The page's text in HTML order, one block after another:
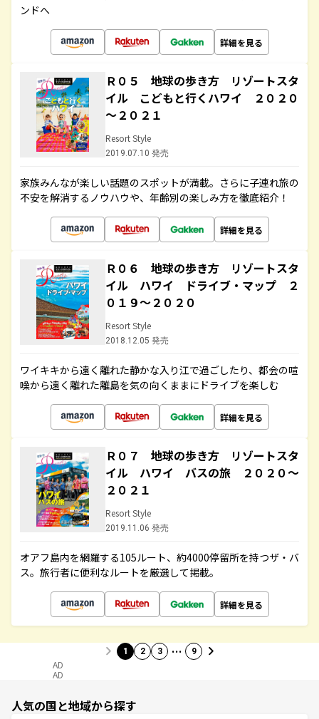
ンドへ
詳細を見る
Ｒ０５ 地球の歩き方 リゾートスタ
イル こどもと行くハワイ ２０２０
～２０２１
Resort Style
2019.07.10 発売
家族みんなが楽しい話題のスポットが満載。さらに子連れ旅の
不安を解消するノウハウや、年齢別の楽しみ方を徹底紹介！
詳細を見る
Ｒ０６ 地球の歩き方 リゾートスタ
イル ハワイ ドライブ・マップ ２
０１９～２０２０
Resort Style
2018.12.05 発売
ワイキキから遠く離れた静かな入り江で過ごしたり、都会の喧
噪から遠く離れた離島を気の向くままにドライブを楽しむ
詳細を見る
Ｒ０７ 地球の歩き方 リゾートスタ
イル ハワイ バスの旅 ２０２０～
２０２１
Resort Style
2019.11.06 発売
オアフ島内を網羅する105ルート、約4000停留所を持つザ・バ
ス。旅行者に便利なルートを厳選して掲載。
詳細を見る
1 2 3 … 9
AD
AD
人気の国と地域から探す